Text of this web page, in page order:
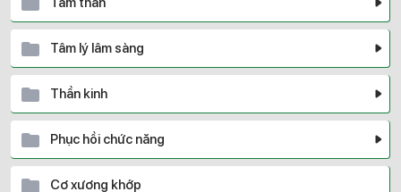
Tâm lý lâm sàng
Thần kinh
Phục hồi chức năng
Cơ xương khớp